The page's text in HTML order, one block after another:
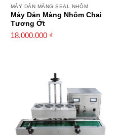
MÁY DÁN MÀNG SEAL NHÔM
Máy Dán Màng Nhôm Chai
Tương Ớt
18.000.000 ₫